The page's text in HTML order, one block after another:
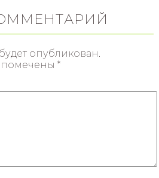
опубликован.
помечены *